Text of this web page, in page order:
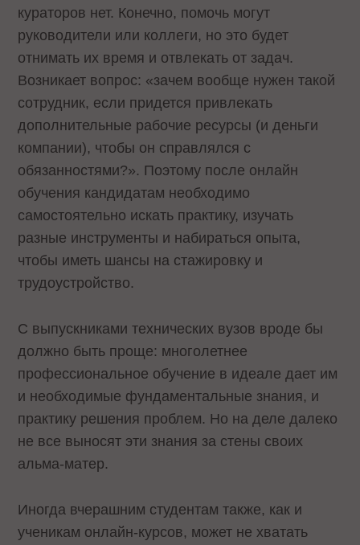
кураторов нет. Конечно, помочь могут
руководители или коллеги, но это будет
отнимать их время и отвлекать от задач.
Возникает вопрос: «зачем вообще нужен такой
сотрудник, если придется привлекать
дополнительные рабочие ресурсы (и деньги
компании), чтобы он справлялся с
обязанностями?». Поэтому после онлайн
обучения кандидатам необходимо
самостоятельно искать практику, изучать
разные инструменты и набираться опыта,
чтобы иметь шансы на стажировку и
трудоустройство.
С выпускниками технических вузов вроде бы
должно быть проще: многолетнее
профессиональное обучение в идеале дает им
и необходимые фундаментальные знания, и
практику решения проблем. Но на деле далеко
не все выносят эти знания за стены своих
альма-матер.
Иногда вчерашним студентам также, как и
ученикам онлайн-курсов, может не хватать